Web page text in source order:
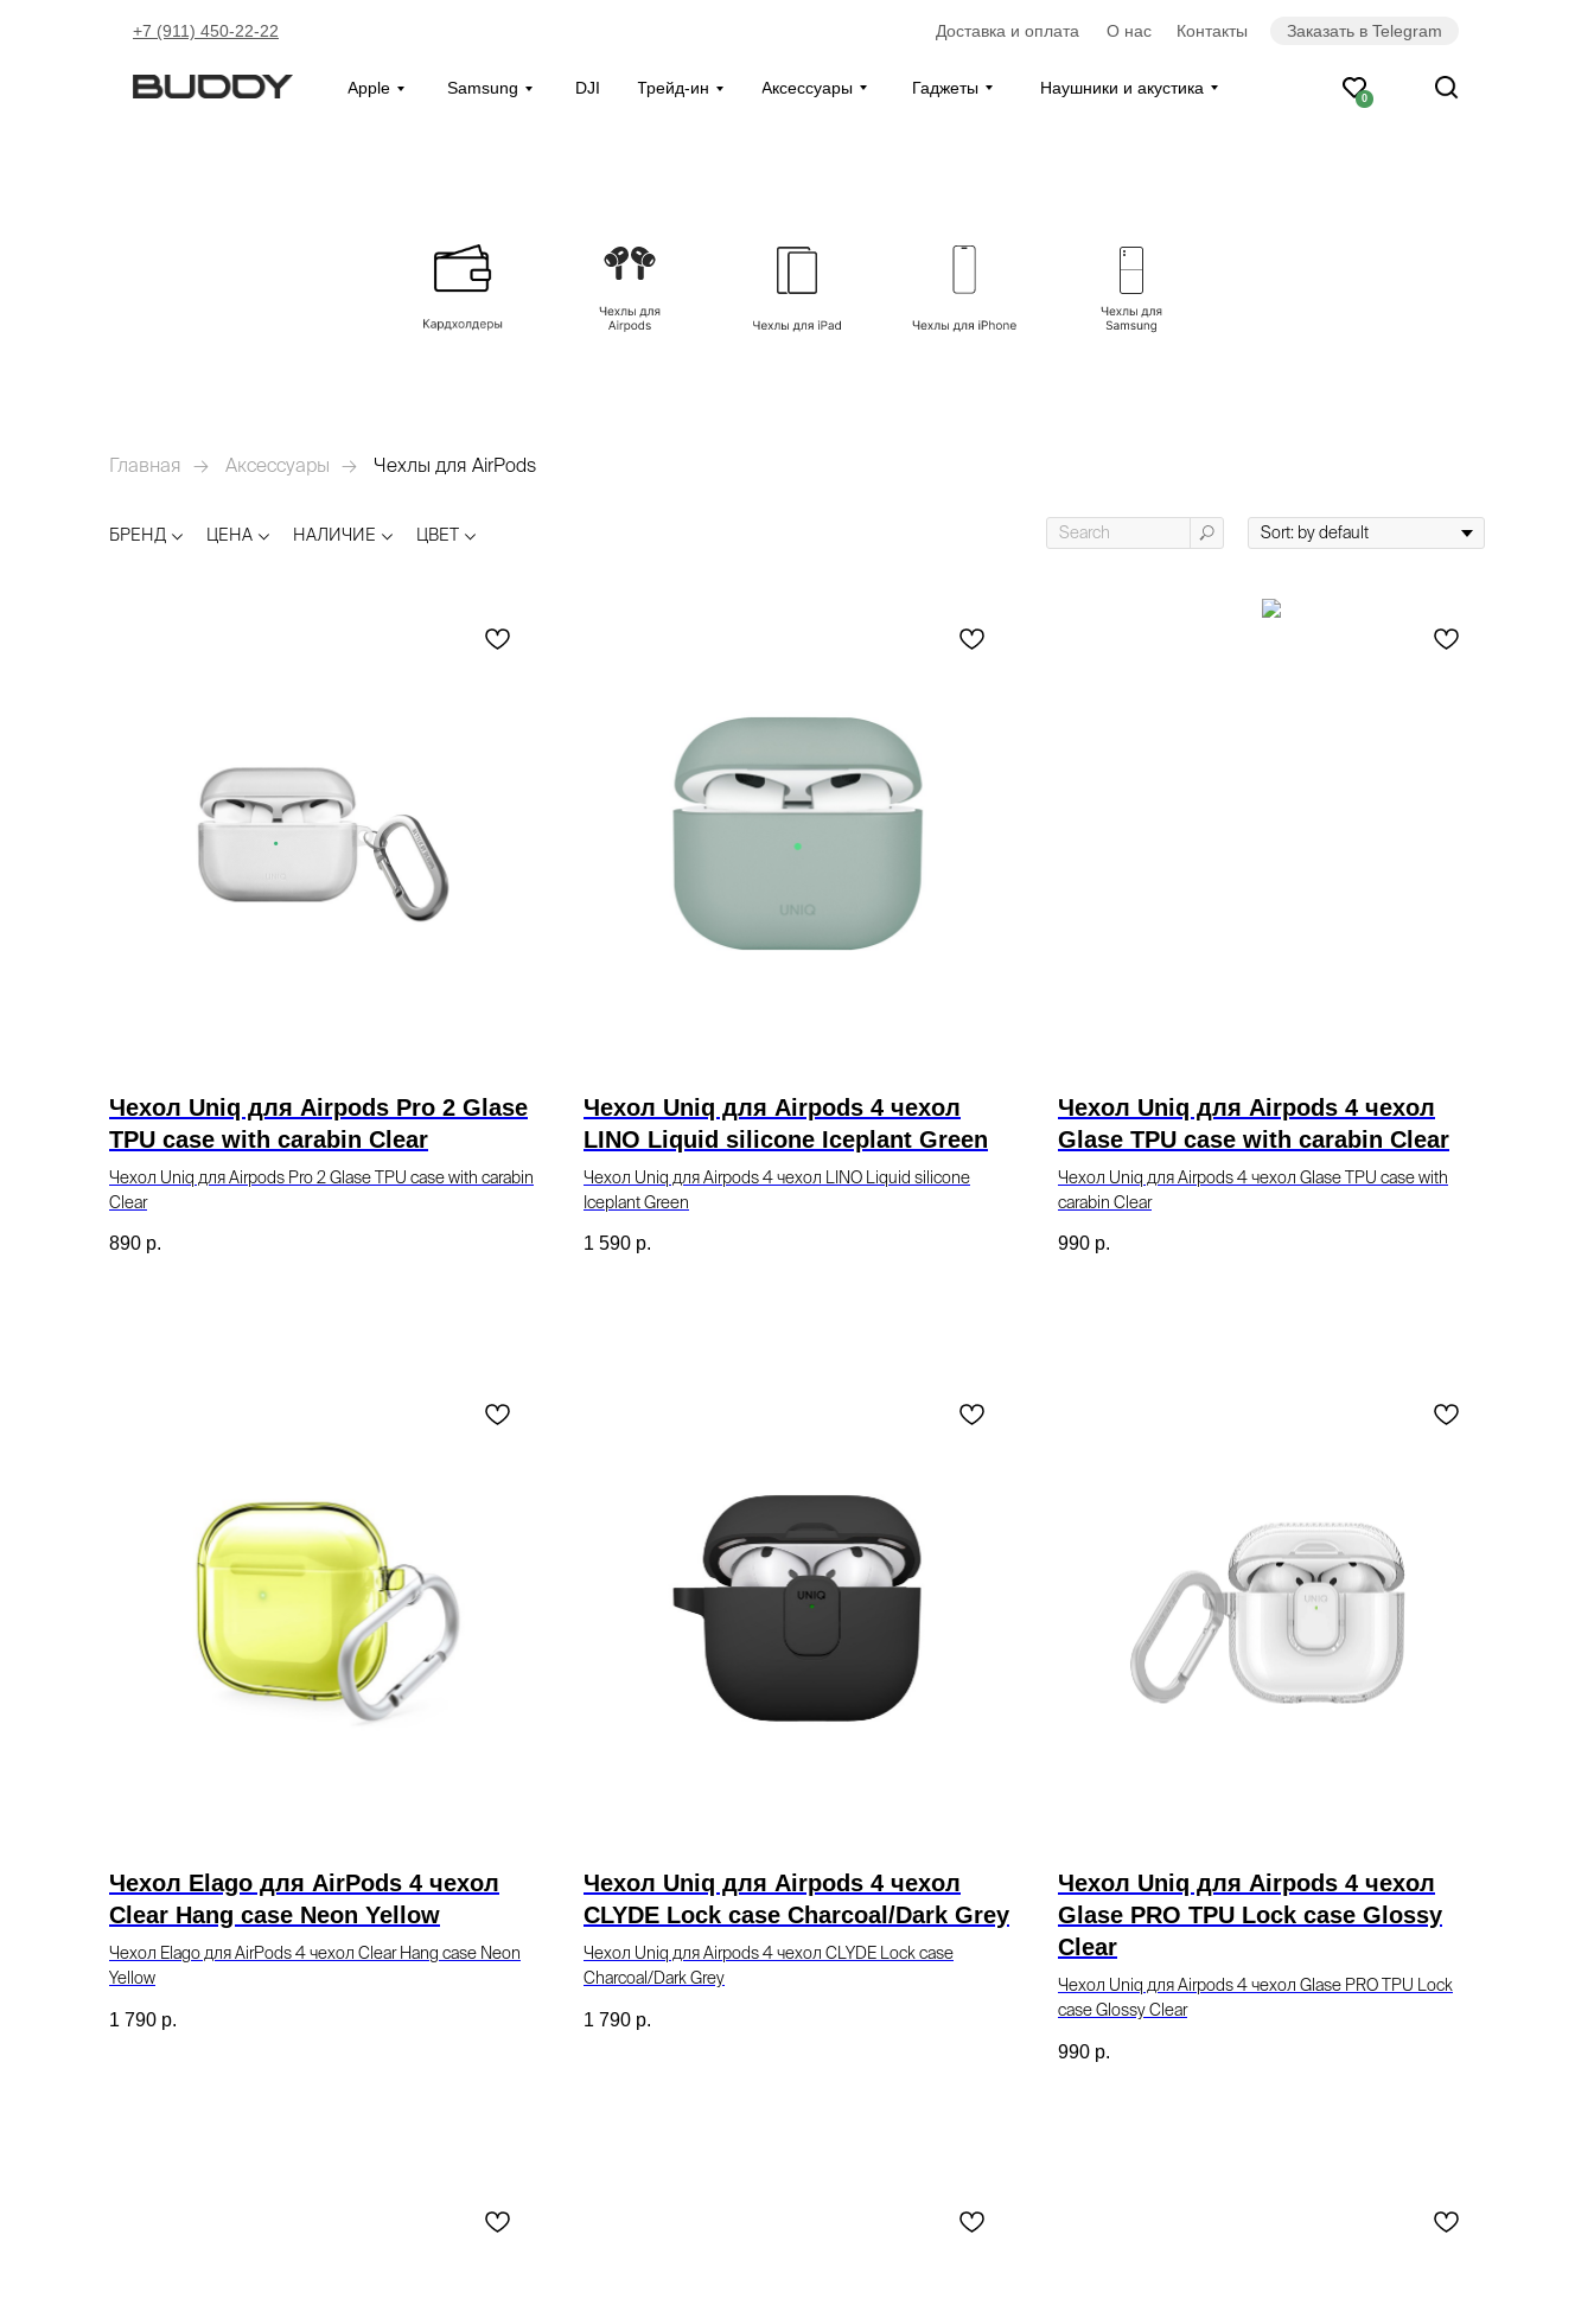
О нас
Доставка и оплата Контакты
+7 (911) 450-22-22
Apple Samsung DJI Трейд-ин Аксессуары Гаджеты Наушники и акустика
0
Заказать в Telegram
Главная → Аксессуары → Чехлы для AirPods
БРЕНД ЦЕНА НАЛИЧИЕ ЦВЕТ
Чехол Uniq для Airpods Pro 2 Glase
TPU case with carabin Clear
Чехол Uniq для Airpods Pro 2 Glase TPU case with carabin
Clear
890 р.
Чехол Uniq для Airpods 4 чехол
LINO Liquid silicone Iceplant Green
Чехол Uniq для Airpods 4 чехол LINO Liquid silicone
Iceplant Green
1 590 р.
Чехол Uniq для Airpods 4 чехол
Glase TPU case with carabin Clear
Чехол Uniq для Airpods 4 чехол Glase TPU case with
carabin Clear
990 р.
Чехол Elago для AirPods 4 чехол
Clear Hang case Neon Yellow
Чехол Elago для AirPods 4 чехол Clear Hang case Neon
Yellow
1 790 р.
Чехол Uniq для Airpods 4 чехол
CLYDE Lock case Charcoal/Dark Grey
Чехол Uniq для Airpods 4 чехол CLYDE Lock case
Charcoal/Dark Grey
1 790 р.
Чехол Uniq для Airpods 4 чехол
Glase PRO TPU Lock case Glossy
Clear
Чехол Uniq для Airpods 4 чехол Glase PRO TPU Lock
case Glossy Clear
990 р.